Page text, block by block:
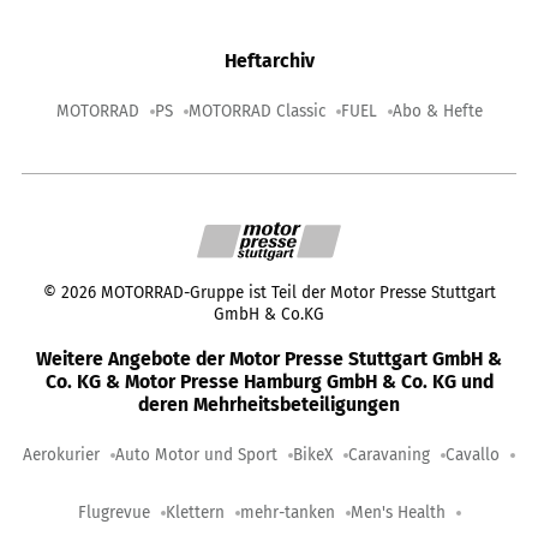
Heftarchiv
MOTORRAD PS MOTORRAD Classic FUEL Abo & Hefte
© 2026 MOTORRAD-Gruppe ist Teil der Motor Presse Stuttgart
GmbH & Co.KG
Weitere Angebote der Motor Presse Stuttgart GmbH &
Co. KG & Motor Presse Hamburg GmbH & Co. KG und
deren Mehrheitsbeteiligungen
Aerokurier Auto Motor und Sport BikeX Caravaning Cavallo
Flugrevue Klettern mehr-tanken Men's Health